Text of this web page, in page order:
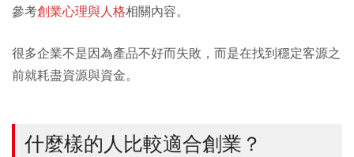
參考創業心理與人格相關內容。
很多企業不是因為產品不好而失敗，而是在找到穩定客源之
前就耗盡資源與資金。
什麼樣的人比較適合創業？